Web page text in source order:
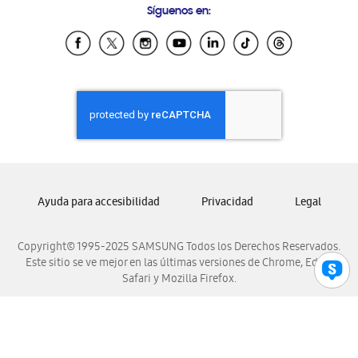
Samsung Ecuador
Samsung El Salvador
Samsung Honduras
Samsung Nicaragua
Samsung Panamá
Samsung Venezuela
Síguenos en:
Copyright© 1995-2025 SAMSUNG Todos los Derechos Reservados.
Este sitio se ve mejor en las últimas versiones de Chrome, Edge,
Safari y Mozilla Firefox.
Ayuda para accesibilidad Privacidad Legal